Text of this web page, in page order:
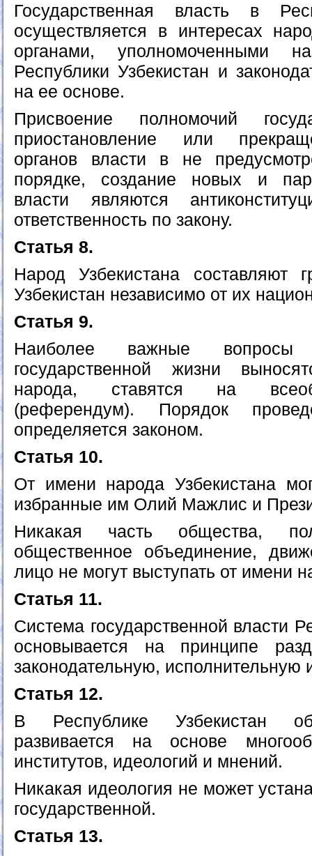
Государственная власть в
осуществляется в интересах
органами, уполномоченными
Республики Узбекистан и
на ее основе.
Присвоение полномочий
приостановление или
органов власти в не
порядке, создание новых и
власти являются
ответственность по закону.
Статья 8.
Народ Узбекистана составляют
Узбекистан независимо от их
Статья 9.
Наиболее важные вопросы
государственной жизни
народа, ставятся на
(референдум). Порядок
определяется законом.
Статья 10.
От имени народа Узбекистана
избранные им Олий Мажлис и
Никакая часть общества,
общественное объединение,
лицо не могут выступать от имени
Статья 11.
Система государственной власти
основывается на принципе
законодательную, исполнительную
Статья 12.
В Республике Узбекистан
развивается на основе
институтов, идеологий и мнений.
Никакая идеология не может
государственной.
Статья 13.